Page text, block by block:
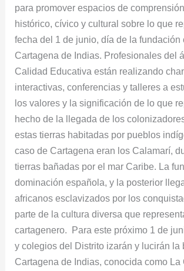
para promover espacios de
histórico, cívico y cultural sobre lo que
fecha del 1 de junio, día de la fundación
Cartagena de Indias. Profesionales del
Calidad Educativa están realizando
interactivas, conferencias y talleres a
los valores y la significación de lo que
hecho de la llegada de los
estas tierras habitadas por pueblos
caso de Cartagena eran los Calamarí,
tierras bañadas por el mar Caribe. La
dominación española, y la posterior
africanos esclavizados por los
parte de la cultura diversa que
cartagenero. Para este próximo 1 de
y colegios del Distrito izarán y lucirán la
Cartagena de Indias, conocida como La